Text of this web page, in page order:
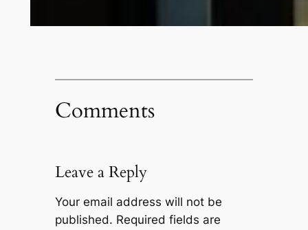
Comments
Leave a Reply
Your email address will not be
published. Required fields are